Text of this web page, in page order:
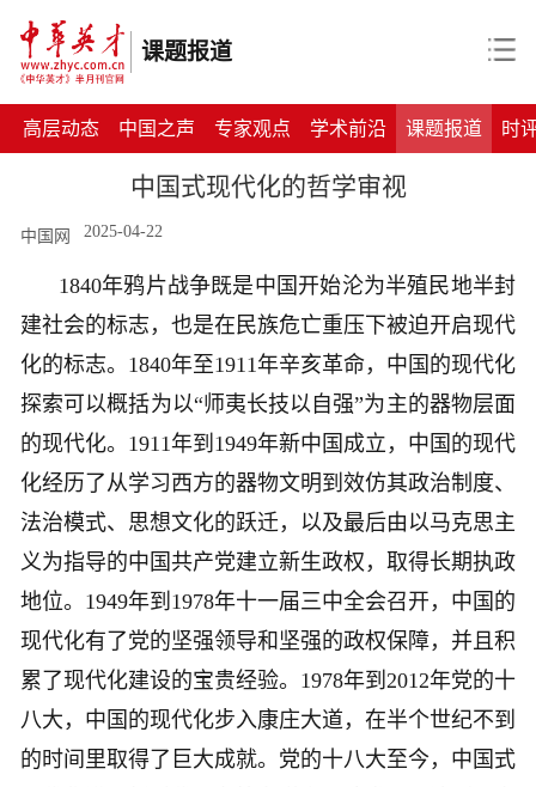
课题报道
高层动态 中国之声 专家观点 学术前沿 课题报道 时
中国式现代化的哲学审视
中国网 2025-04-22
1840年鸦片战争既是中国开始沦为半殖民地半封
建社会的标志，也是在民族危亡重压下被迫开启现代
化的标志。1840年至1911年辛亥革命，中国的现代化
探索可以概括为以“师夷长技以自强”为主的器物层面
的现代化。1911年到1949年新中国成立，中国的现代
化经历了从学习西方的器物文明到效仿其政治制度、
法治模式、思想文化的跃迁，以及最后由以马克思主
义为指导的中国共产党建立新生政权，取得长期执政
地位。1949年到1978年十一届三中全会召开，中国的
现代化有了党的坚强领导和坚强的政权保障，并且积
累了现代化建设的宝贵经验。1978年到2012年党的十
八大，中国的现代化步入康庄大道，在半个世纪不到
的时间里取得了巨大成就。党的十八大至今，中国式